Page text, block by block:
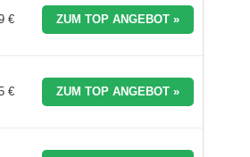
€ ZUM TOP ANGEBOT »
€ ZUM TOP ANGEBOT »